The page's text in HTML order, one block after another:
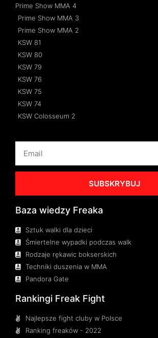
Prime Show MMA 4
Prime Show MMA 3
Prime Show MMA 2
KSW 81
KSW 80
KSW 79
KSW 76
KSW 75
KSW 74
KSW Colosseum 2
SUBSKRYBUJ
Baza wiedzy Freaka
Sztuk walki dla dzieci
Śmiertelne wypadki podczas walk
Rodzaje rękawic bokserskich
Techniki duszenia w MMA
Pandora Gate
Rankingi Freak Fight
Najlepsze fight cluby w Polsce
Ranking freaków - 2022